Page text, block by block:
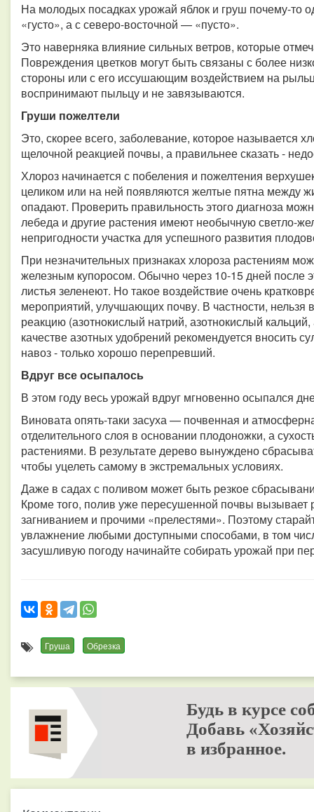
На молодых посадках урожай яблок и груш почему-то
«густо», а с северо-восточной — «пусто».
Это наверняка влияние сильных ветров, которые
Повреждения цветков могут быть связаны с более
стороны или с его иссушающим воздействием на
воспринимают пыльцу и не завязываются.
Груши пожелтели
Это, скорее всего, заболевание, которое называется
щелочной реакцией почвы, а правильнее сказать -
Хлороз начинается с побеления и пожелтения
целиком или на ней появляются желтые пятна между
опадают. Проверить правильность этого диагноза
лебеда и другие растения имеют необычную светло-
непригодности участка для успешного развития
При незначительных признаках хлороза растениям
железным купоросом. Обычно через 10-15 дней после
листья зеленеют. Но такое воздействие очень
мероприятий, улучшающих почву. В частности,
реакцию (азотнокислый натрий, азотнокислый
качестве азотных удобрений рекомендуется вносить
навоз - только хорошо перепревший.
Вдруг все осыпалось
В этом году весь урожай вдруг мгновенно осыпался
Виновата опять-таки засуха — почвенная и
отделительного слоя в основании плодоножки, а
растениями. В результате дерево вынуждено
чтобы уцелеть самому в экстремальных условиях.
Даже в садах с поливом может быть резкое
Кроме того, полив уже пересушенной почвы
загниванием и прочими «прелестями». Поэтому
увлажнение любыми доступными способами, в том
засушливую погоду начинайте собирать урожай при
Груша Обрезка
Будь в курсе
Добавь
в избранное.